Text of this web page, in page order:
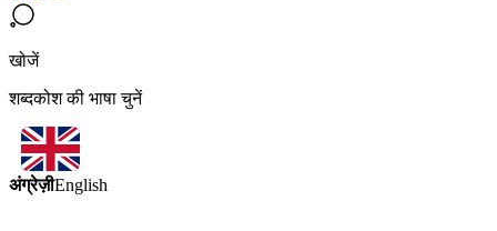
खोजें
शब्दकोश की भाषा चुनें
अंग्रेज़ीEnglish